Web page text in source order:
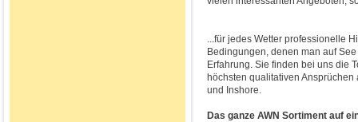
...für jedes Wetter professionelle
Bedingungen, denen man auf
Erfahrung. Sie finden bei uns die
höchsten qualitativen
und Inshore.
Das ganze AWN Sortiment auf